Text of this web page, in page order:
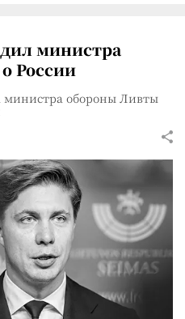
министра
России
министра обороны Ливты